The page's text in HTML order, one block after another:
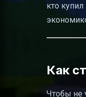
кто
Как
Чтобы не